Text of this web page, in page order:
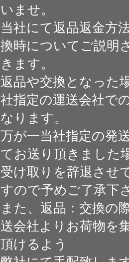
いませ。
当社にて返品返金方
換時についてご説明
きます。
返品や交換となった
社指定の運送会社で
なります。
万が一当社指定の発
てお送り頂きました
受け取りを辞退させ
すので予めご了承下
また、返品：交換の
送会社よりお荷物を
頂けるよう